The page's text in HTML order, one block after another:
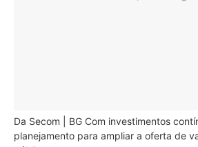
Da Secom | BG Com investimentos
planejamento para ampliar a oferta de